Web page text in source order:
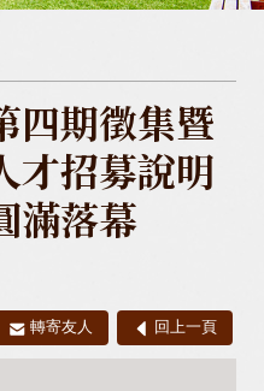
四期徵集暨
才招募說明
滿落幕
轉寄友人 回上一頁